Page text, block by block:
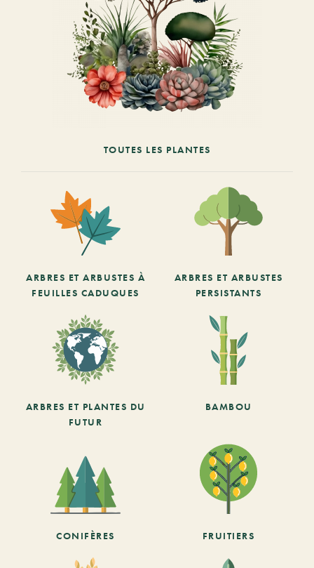
TOUTES LES PLANTES
ARBRES ET ARBUSTES À
FEUILLES CADUQUES
ARBRES ET ARBUSTES
PERSISTANTS
ARBRES ET PLANTES DU
FUTUR
BAMBOU
CONIFÈRES FRUITIERS